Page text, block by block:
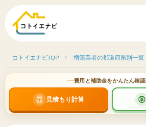
コトイエナビTOP 増築業者の都道府県別一覧
費用と補助金をかんたん確認
見積もり計算